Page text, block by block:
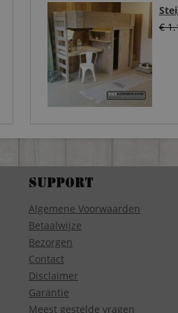
€
Support
Algemene Voorwaarden
Betaalwijze
Bezorgen
Contact
Disclaimer
Garantie
Meest gestelde vragen